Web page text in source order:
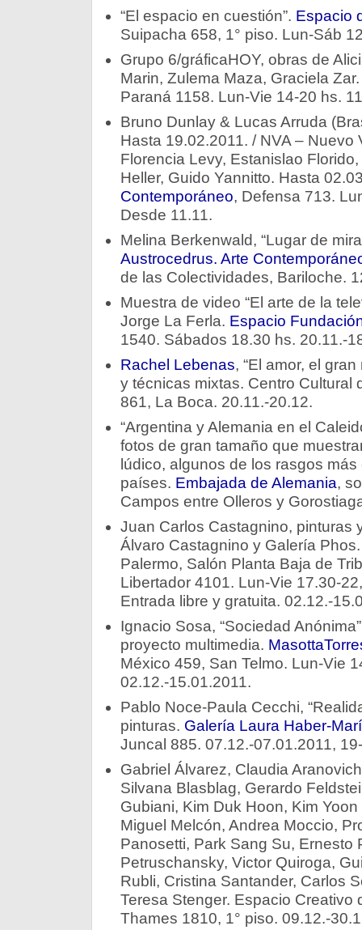
“El espacio en cuestión”. Espacio
Suipacha 658, 1° piso. Lun-Sáb
Grupo 6/gráficaHOY, obras de
Marin, Zulema Maza, Graciela
Paraná 1158. Lun-Vie 14-20 hs.
Bruno Dunlay & Lucas Arruda
Hasta 19.02.2011. / NVA – Nuevo
Florencia Levy, Estanislao
Heller, Guido Yannitto. Hasta
Contemporáneo, Defensa 713.
Desde 11.11.
Melina Berkenwald, “Lugar de
Austrocedrus. Arte
de las Colectividades, Bariloche.
Muestra de video “El arte de la
Jorge La Ferla. Espacio
1540. Sábados 18.30 hs. 20.11.-
Rachel Lebenas, “El amor, el
y técnicas mixtas. Centro Cultural
861, La Boca. 20.11.-20.12.
“Argentina y Alemania en el
fotos de gran tamaño que
lúdico, algunos de los rasgos
paí­ses. Embajada de Alemania,
Campos entre Olleros y
Juan Carlos Castagnino, pinturas
Álvaro Castagnino y Galería
Palermo, Salón Planta Baja de
Libertador 4101. Lun-Vie 17.30-
Entrada libre y gratuita. 02.12.-
Ignacio Sosa, “Sociedad
proyecto multimedia.
México 459, San Telmo. Lun-Vie
02.12.-15.01.2011.
Pablo Noce-Paula Cecchi,
pinturas. Galería Laura Haber-
Juncal 885. 07.12.-07.01.2011,
Gabriel Álvarez, Claudia
Silvana Blasblag, Gerardo
Gubiani, Kim Duk Hoon, Kim
Miguel Melcón, Andrea Moccio,
Panosetti, Park Sang Su, Ernesto
Petruschansky, Victor Quiroga,
Rubli, Cristina Santander, Carlos
Teresa Stenger. Espacio Creativo
Thames 1810, 1° piso. 09.12.-